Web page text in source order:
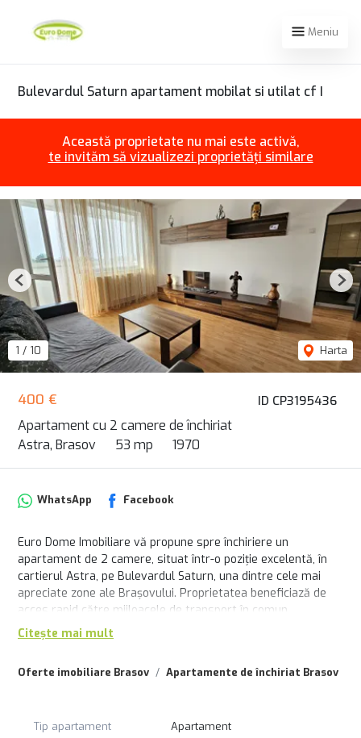
Meniu
Bulevardul Saturn apartament mobilat si utilat cf I
Această proprietate nu mai este activă,
te invităm să vizualizezi proprietăți similare
ID CP3195436
400 €
Apartament cu 2 camere de închiriat
Astra, Brasov
53 mp 1970
1 / 10 Harta
Previous
Oferte imobiliare Brasov Apartamente de închiriat Brasov
WhatsApp Facebook
Euro Dome Imobiliare vă propune spre închiriere un
apartament de 2 camere, situat într-o poziție excelentă, în
cartierul Astra, pe Bulevardul Saturn, una dintre cele mai
apreciate zone ale Brașovului. Proprietatea beneficiază de
acces rapid către mijloacele de transport în comun,
Carrefour, Kaufland, Piața Astra, precum și către școli,
grădinițe și parc. Apartamentul este proaspăt igienizat,
imediată. Este potrivit atât pentru un cuplu, cât și pentru o
Citește mai mult
Tip apartament Apartament